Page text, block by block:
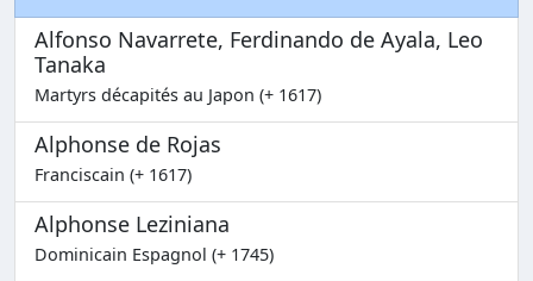
Alfonso Navarrete, Ferdinando de Ayala, Leo
Tanaka
Martyrs décapités au Japon (+ 1617)
Alphonse de Rojas
Franciscain (+ 1617)
Alphonse Leziniana
Dominicain Espagnol (+ 1745)